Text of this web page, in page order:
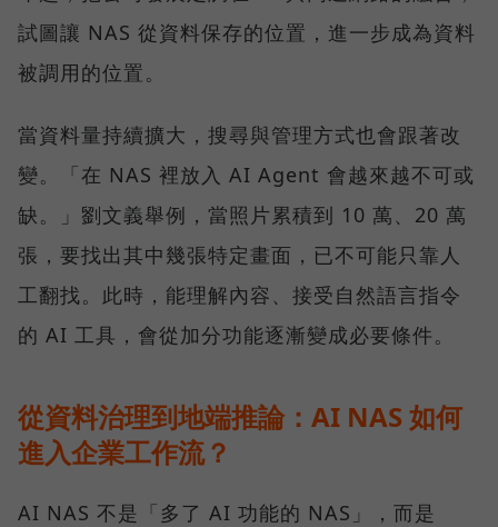
試圖讓 NAS 從資料保存的位置，進一步成為資料
被調用的位置。
當資料量持續擴大，搜尋與管理方式也會跟著改
變。「在 NAS 裡放入 AI Agent 會越來越不可或
缺。」劉文義舉例，當照片累積到 10 萬、20 萬
張，要找出其中幾張特定畫面，已不可能只靠人
工翻找。此時，能理解內容、接受自然語言指令
的 AI 工具，會從加分功能逐漸變成必要條件。
從資料治理到地端推論：AI NAS 如何
進入企業工作流？
AI NAS 不是「多了 AI 功能的 NAS」，而是